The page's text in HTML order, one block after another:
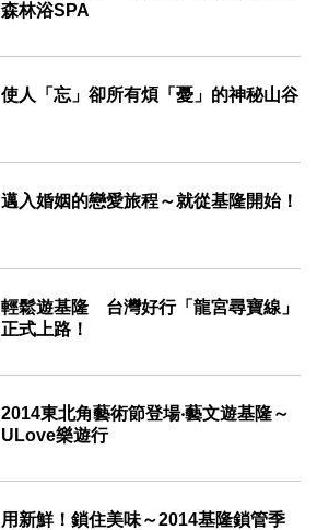
森林浴SPA
2016-05-13
使人「忘」卻所有煩「憂」的神秘山谷
2016-05-11
邁入婚姻的戀愛旅程～就從基隆開始！
2016-04-14
輕鬆遊基隆 台灣好行「龍宮尋寶線」
正式上路！
2015-01-14
2014東北角藝術節登場‧藝文遊基隆～
ULove樂遊行
2014-09-25
用新鮮！鎖住美味～2014基隆鎖管季